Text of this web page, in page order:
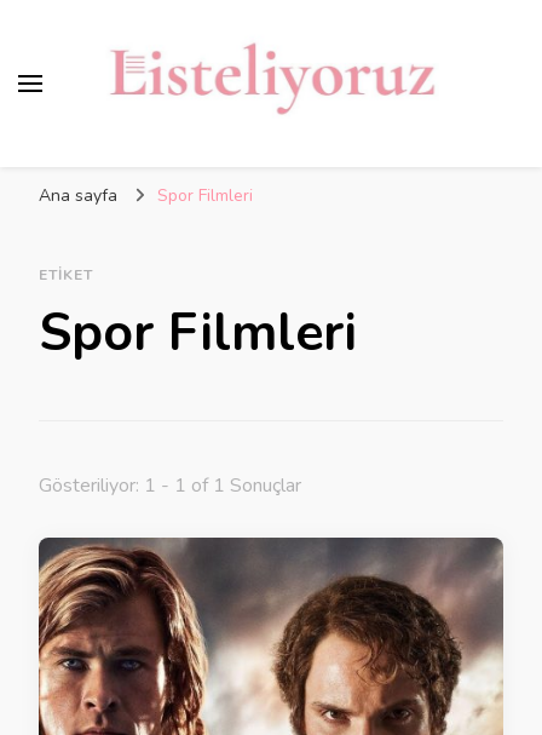
Ana sayfa Spor Filmleri
ETIKET
Spor Filmleri
Gösteriliyor: 1 - 1 of 1 Sonuçlar